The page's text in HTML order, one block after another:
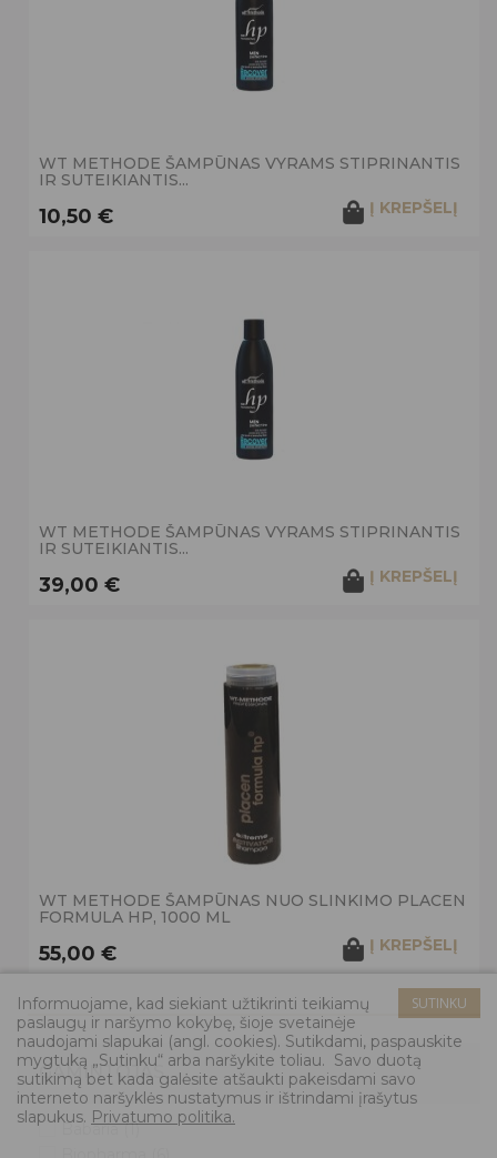
WT METHODE ŠAMPŪNAS VYRAMS STIPRINANTIS
IR SUTEIKIANTIS...
10,50 € Į KREPŠELĮ
WT METHODE ŠAMPŪNAS VYRAMS STIPRINANTIS
IR SUTEIKIANTIS...
39,00 € Į KREPŠELĮ
WT METHODE ŠAMPŪNAS NUO SLINKIMO PLACEN
FORMULA HP, 1000 ML
55,00 € Į KREPŠELĮ
GAMINTOJAS
Babaria(1)
SUTINKU
Informuojame, kad siekiant užtikrinti teikiamų
paslaugų ir naršymo kokybę, šioje svetainėje
naudojami slapukai (angl. cookies). Sutikdami, paspauskite
mygtuką „Sutinku“ arba naršykite toliau. Savo duotą
sutikimą bet kada galėsite atšaukti pakeisdami savo
interneto naršyklės nustatymus ir ištrindami įrašytus
slapukus. Privatumo politika.